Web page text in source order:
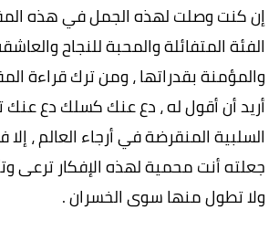
إن كنت وصلت لهذه الجمل في هذه
الفئة المتفائلة والمحبة للنجاح
والمؤمنة بقدراتها ، ومن ترك قراءة
أريد أن أقول له ، دع عنك كسلك دع عنك
السلبية المنقرضة في أرجاء العالم ،
جعلته أنت محمية لهذه الإفكار ترعى
ولا تطول منها سوى الخسران .